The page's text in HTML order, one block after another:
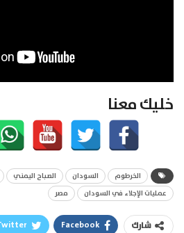
خليك معنا
الخرطوم السودان الصباح اليمني
عمليات الإجلاء في السودان
مصر
شارك Facebook